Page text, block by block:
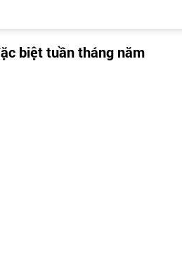
biệt tuần tháng năm